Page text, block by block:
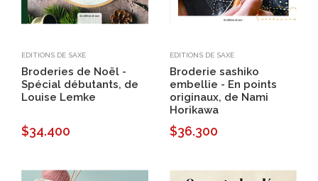
EDITIONS DE SAXE
Broderies de Noël -
Spécial débutants, de
Louise Lemke
$34.400
EDITIONS DE SAXE
Broderie sashiko
embellie - En points
originaux, de Nami
Horikawa
$36.300